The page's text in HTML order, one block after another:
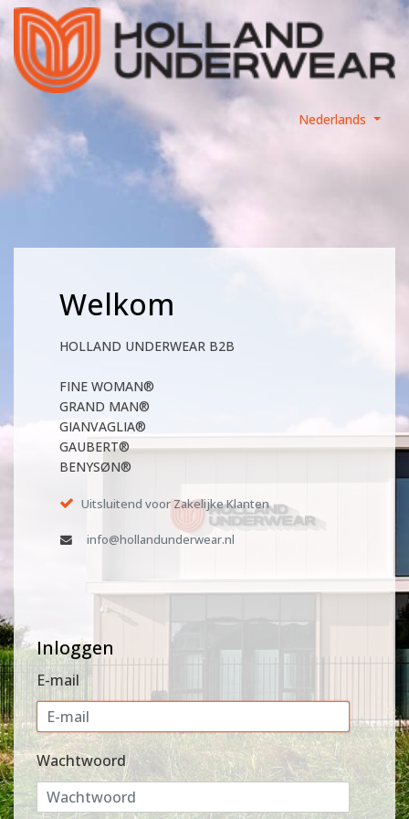
Nederlands
Welkom
HOLLAND UNDERWEAR B2B
FINE WOMAN®
GRAND MAN®
GIANVAGLIA®
GAUBERT®
BENYSØN®
Uitsluitend voor Zakelijke Klanten
info@hollandunderwear.nl
Inloggen
E-mail
Wachtwoord